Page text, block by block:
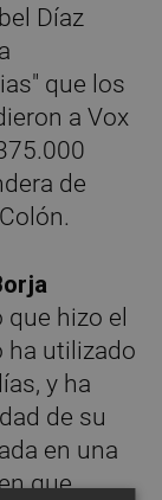
Díaz
que los
a Vox
de
hizo el
ha utilizado
y ha
de su
en una
que